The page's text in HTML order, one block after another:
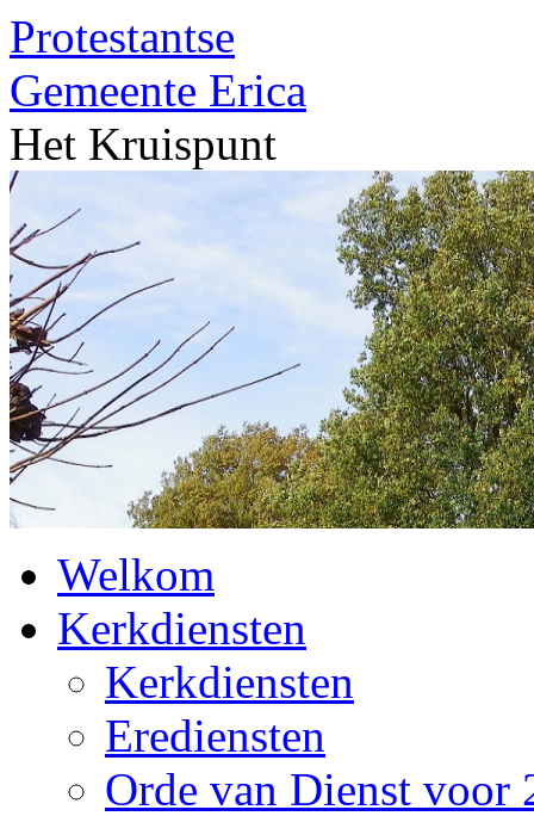
Protestantse
Gemeente Erica
Het Kruispunt
Welkom
Kerkdiensten
Kerkdiensten
Erediensten
Orde van Dienst voor